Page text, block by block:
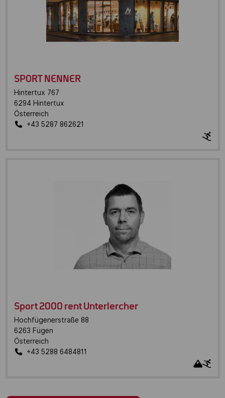
SPORT NENNER
Hintertux 767
6294 Hintertux
Österreich
+43 5287 862621
Sport 2000 rent Unterlercher
Hochfügenerstraße 88
6263 Fügen
Österreich
+43 5288 6484811